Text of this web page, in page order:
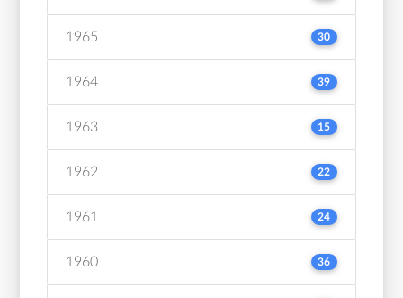
1965 30
1964 39
1963 15
1962 22
1961 24
1960 36